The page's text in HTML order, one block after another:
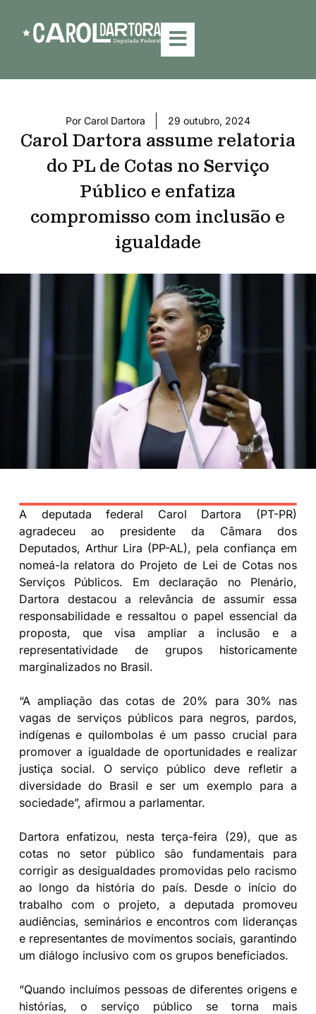
PorCarol Dartora 29 outubro, 2024
Carol Dartora assume relatoria
do PL de Cotas no Serviço
Público e enfatiza
compromisso com inclusão e
igualdade
A deputada federal Carol Dartora (PT-PR)
agradeceu ao presidente da Câmara dos
Deputados, Arthur Lira (PP-AL), pela confiança em
nomeá-la relatora do Projeto de Lei de Cotas nos
Serviços Públicos. Em declaração no Plenário,
Dartora destacou a relevância de assumir essa
responsabilidade e ressaltou o papel essencial da
proposta, que visa ampliar a inclusão e a
representatividade de grupos historicamente
marginalizados no Brasil.
“A ampliação das cotas de 20% para 30% nas
vagas de serviços públicos para negros, pardos,
indígenas e quilombolas é um passo crucial para
promover a igualdade de oportunidades e realizar
justiça social. O serviço público deve refletir a
diversidade do Brasil e ser um exemplo para a
sociedade”, afirmou a parlamentar.
Dartora enfatizou, nesta terça-feira (29), que as
cotas no setor público são fundamentais para
corrigir as desigualdades promovidas pelo racismo
ao longo da história do país. Desde o início do
trabalho com o projeto, a deputada promoveu
audiências, seminários e encontros com lideranças
e representantes de movimentos sociais, garantindo
um diálogo inclusivo com os grupos beneficiados.
“Quando incluímos pessoas de diferentes origens e
histórias, o serviço público se torna mais